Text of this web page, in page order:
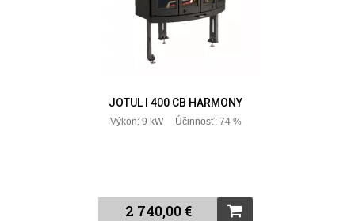
JOTUL I 400 CB HARMONY
Výkon: 9 kW Účinnosť: 74 %
2 740,00 €